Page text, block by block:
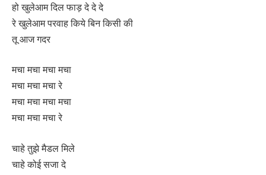
हो खुलेआम दिल फाड़ दे दे दे
रे खुलेआम परवाह किये बिन किसी की
तू आज गदर
मचा मचा मचा मचा
मचा मचा मचा रे
मचा मचा मचा मचा
मचा मचा मचा रे
चाहे तुझे मैडल मिले
चाहे कोई सजा दे